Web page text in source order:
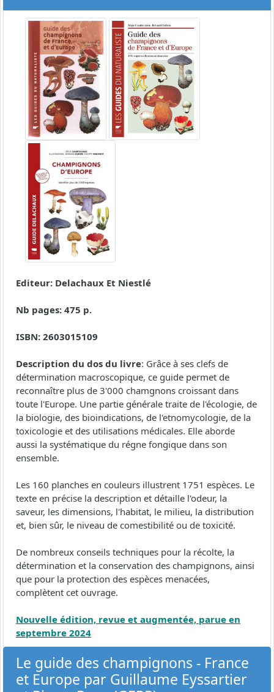
Editeur: Delachaux Et Niestlé
Nb pages: 475 p.
ISBN: 2603015109
Description du dos du livre: Grâce à ses clefs de
détermination macroscopique, ce guide permet de
reconnaître plus de 3'000 chamgnons croissant dans
toute l'Europe. Une partie générale traite de l'écologie, de
la biologie, des bioindications, de l'etnomycologie, de la
toxicologie et des utilisations médicales. Elle aborde
aussi la systématique du régne fongique dans son
ensemble.
Les 160 planches en couleurs illustrent 1751 espèces. Le
texte en précise la description et détaille l'odeur, la
saveur, les dimensions, l'habitat, le milieu, la distribution
et, bien sûr, le niveau de comestibilité ou de toxicité.
De nombreux conseils techniques pour la récolte, la
détermination et la conservation des champignons, ainsi
que pour la protection des espèces menacées,
complètent cet ouvrage.
Nouvelle édition, revue et augmentée, parue en
septembre 2024
Le guide des champignons - France
et Europe par Guillaume Eyssartier